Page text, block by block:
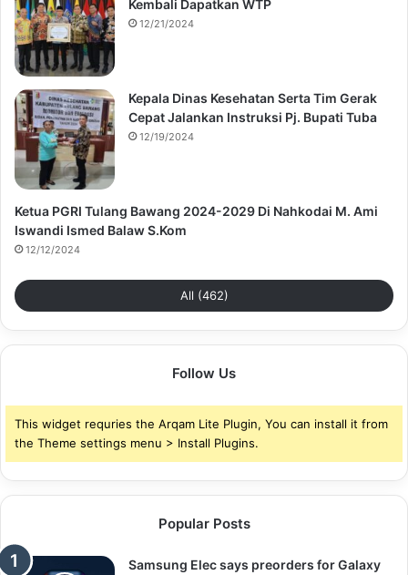
Kembali Dapatkan WTP
12/21/2024
Kepala Dinas Kesehatan Serta Tim Gerak
Cepat Jalankan Instruksi Pj. Bupati Tuba
12/19/2024
Ketua PGRI Tulang Bawang 2024-2029 Di Nahkodai M. Ami
Iswandi Ismed Balaw S.Kom
12/12/2024
All (462)
Follow Us
This widget requries the Arqam Lite Plugin, You can install it from
the Theme settings menu > Install Plugins.
Popular Posts
Samsung Elec says preorders for Galaxy